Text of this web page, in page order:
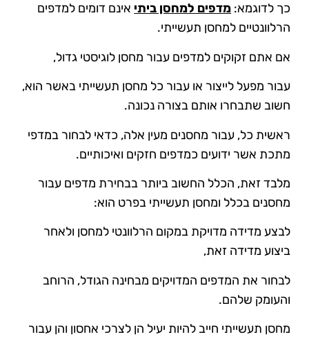
כך לדוגמא: מדפים למחסן ביתי אינם דומים למדפים
הרלוונטיים למחסן תעשייתי.
אם אתם זקוקים למדפים עבור מחסן לוגיסטי גדול,
עבור מפעל לייצור או עבור כל מחסן תעשייתי באשר הוא,
חשוב שתבחרו אותם בצורה נכונה.
ראשית כל, עבור מחסנים מעין אלה, כדאי לבחור במדפי
מתכת אשר ידועים כמדפים חזקים ואיכותיים.
מלבד זאת, הכלל החשוב ביותר בבחירת מדפים עבור
מחסנים בכלל ומחסן תעשייתי בפרט הוא:
לבצע מדידה מדויקת במקום הרלוונטי למחסן ולאחר
ביצוע מדידה זאת,
לבחור את המדפים המדויקים מבחינה הגודל, הרוחב
והעומק שלהם.
מחסן תעשייתי חייב להיות יעיל הן לצרכי אחסון והן עבור